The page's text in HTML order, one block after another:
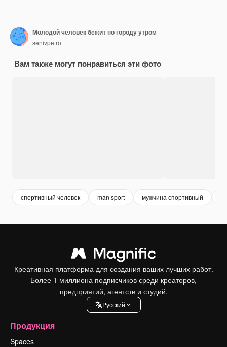
Молодой человек бежит по городу утром
senivpetro
Вам также могут понравиться эти фото
спортивный человек man sport мужчина спортивный
Креативная платформа для создания ваших лучших работ.
Более 1 миллиона подписчиков среди креаторов,
предприятий, агентств и студий.
Pусский
Продукция
Spaces